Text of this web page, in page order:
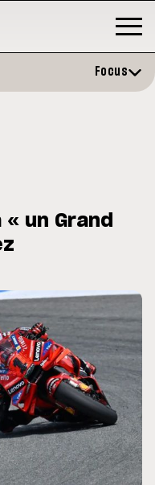
GP
Focus
un Grand